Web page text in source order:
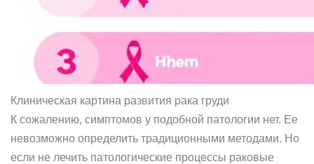
Клиническая картина развития рака груди
К сожалению, симптомов у подобной патологии нет. Ее
невозможно определить традиционными методами. Но
если не лечить патологические процессы раковые